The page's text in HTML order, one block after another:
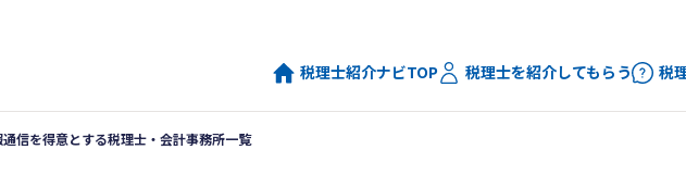
税理士紹介ナビTOP 税理士を紹介してもらう 税
信を得意とする税理士・会計事務所一覧